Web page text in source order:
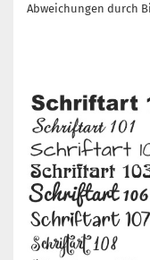
Abweichungen durch